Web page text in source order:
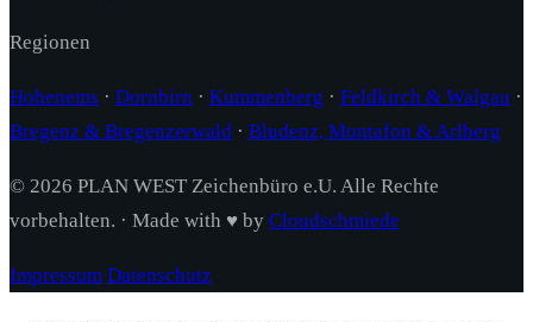
Regionen
Hohenems · Dornbirn · Kummenberg · Feldkirch & Walgau ·
Bregenz & Bregenzerwald · Bludenz, Montafon & Arlberg
© 2026 PLAN WEST Zeichenbüro e.U. Alle Rechte
vorbehalten. · Made with ♥ by Cloudschmiede
Impressum Datenschutz